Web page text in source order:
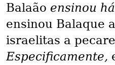
Balaão ensinou
ensinou Balaque
israelitas a
Especificamente,